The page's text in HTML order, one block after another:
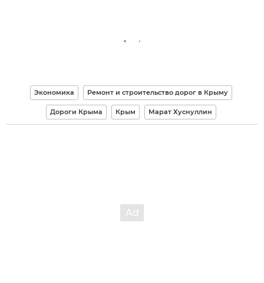
Экономика Ремонт и строительство дорог в Крыму
Дороги Крыма Крым Марат Хуснуллин